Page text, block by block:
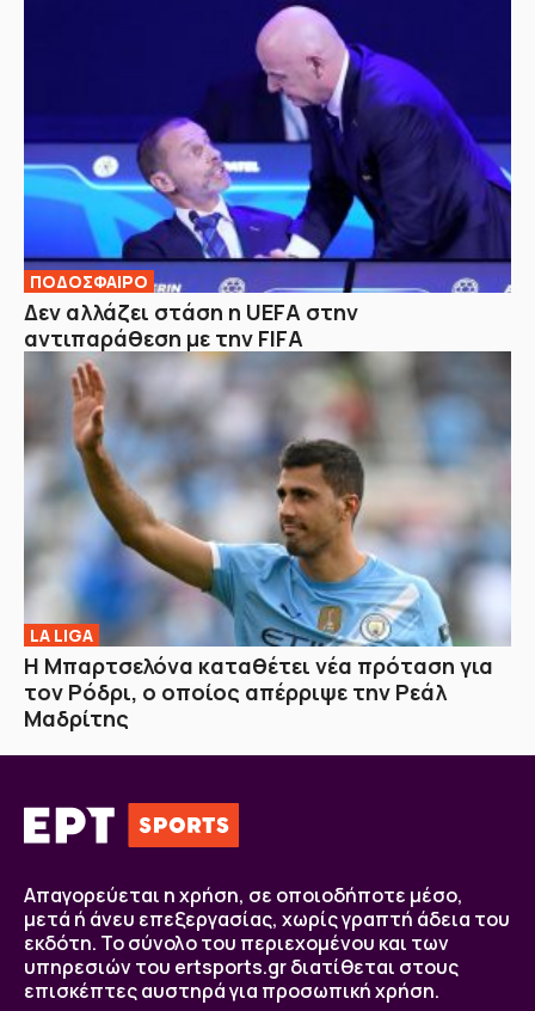
ΠΟΔΟΣΦΑΙΡΟ
Δεν αλλάζει στάση η UEFA στην
αντιπαράθεση με την FIFA
LA LIGA
Η Μπαρτσελόνα καταθέτει νέα πρόταση για
τον Ρόδρι, ο οποίος απέρριψε την Ρεάλ
Μαδρίτης
Απαγορεύεται η χρήση, σε οποιοδήποτε μέσο,
μετά ή άνευ επεξεργασίας, χωρίς γραπτή άδεια του
εκδότη. Το σύνολο του περιεχομένου και των
υπηρεσιών του ertsports.gr διατίθεται στους
επισκέπτες αυστηρά για προσωπική χρήση.